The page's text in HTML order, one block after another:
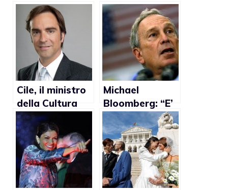
Cile, il ministro
della Cultura
Luciano Cruz-
Coke
favorevole ai
matrimoni gay
Michael
Bloomberg: “E’
arrivato il
momento di
approvare il
matrimonio
gay”